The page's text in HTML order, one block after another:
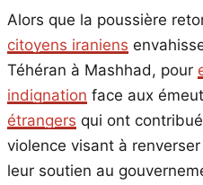
Alors que la poussière
citoyens iraniens
Téhéran à Mashhad, pour
indignation face aux
étrangers qui ont
violence visant à
leur soutien au